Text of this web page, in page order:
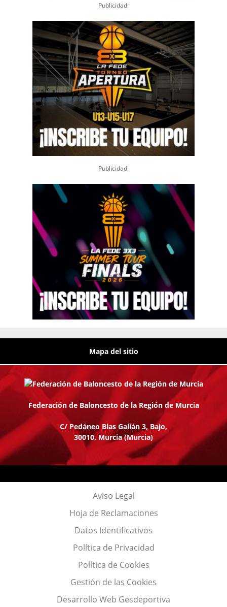
Publicidad:
Publicidad:
Mapa del sitio
Federación de Baloncesto de la Región de Murcia
C/ Pedáneo Blas Galián 3, Bajo,
30010, Murcia (Murcia)
Aviso Legal
Hoja de Reclamaciones
Datos Identificativos
Política de Privacidad
Política de Cookies
Gestión de las Cookies
Desarrollo Web Gesdeportiva